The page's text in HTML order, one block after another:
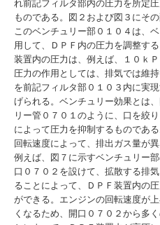
れ前記フィルタ部内の圧力を所定
ものである。図２および図３にその
このベンチュリー部０１０４は、
用して、ＤＰＦ内の圧力を調整す
装置内の圧力は、例えば、１０ｋ
圧力の作用としては、排気では維
を前記フィルタ部０１０３内に実
げられる。ベンチュリー効果とは
リー管０７０１のように、口を絞
によって圧力を抑制するものであ
回転速度によって、排出ガス量が異
例えば、図７に示すベンチュリー
口０７０２を設けて、拡散する排
ることによって、ＤＰＦ装置内の
ができる。エンジンの回転速度が
くなるため、開口０７０２から多